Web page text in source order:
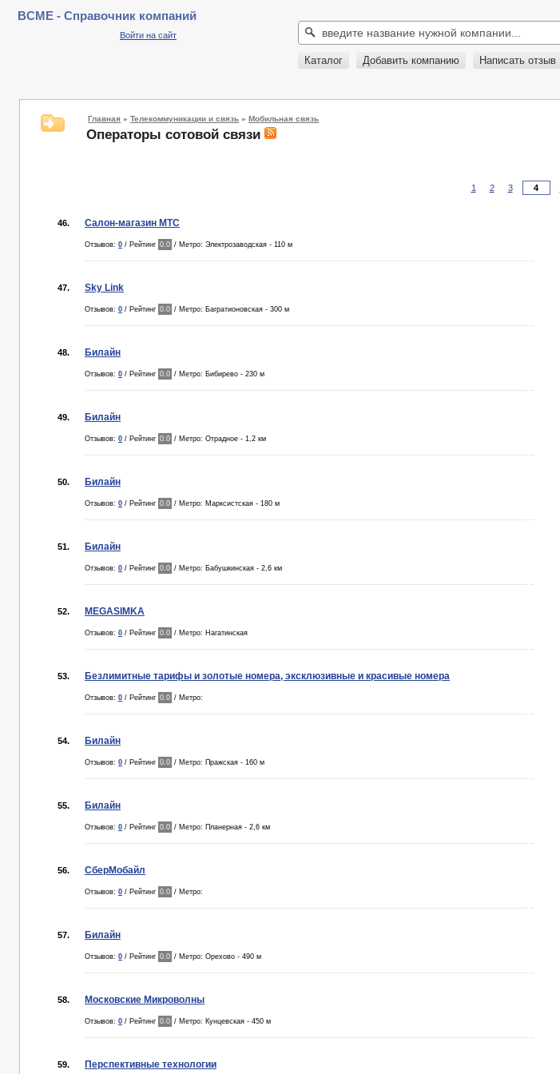
BCME - Справочник компаний
Войти на сайт
Каталог Добавить компанию Написать отзыв
Главная » Телекоммуникации и связь » Мобильная связь
Операторы сотовой связи
1 2 3
46. Салон-магазин МТС
Отзывов: 0 / Рейтинг 0.0 / Метро: Электрозаводская - 110 м
47. Sky Link
Отзывов: 0 / Рейтинг 0.0 / Метро: Багратионовская - 300 м
48. Билайн
Отзывов: 0 / Рейтинг 0.0 / Метро: Бибирево - 230 м
49. Билайн
Отзывов: 0 / Рейтинг 0.0 / Метро: Отрадное - 1,2 км
50. Билайн
Отзывов: 0 / Рейтинг 0.0 / Метро: Марксистская - 180 м
51. Билайн
Отзывов: 0 / Рейтинг 0.0 / Метро: Бабушкинская - 2,6 км
52. MEGASIMKA
Отзывов: 0 / Рейтинг 0.0 / Метро: Нагатинская
53. Безлимитные тарифы и золотые номера, эксклюзивные и красивые номера
Отзывов: 0 / Рейтинг 0.0 / Метро:
54. Билайн
Отзывов: 0 / Рейтинг 0.0 / Метро: Пражская - 160 м
55. Билайн
Отзывов: 0 / Рейтинг 0.0 / Метро: Планерная - 2,6 км
56. СберМобайл
Отзывов: 0 / Рейтинг 0.0 / Метро:
57. Билайн
Отзывов: 0 / Рейтинг 0.0 / Метро: Орехово - 490 м
58. Московские Микроволны
Отзывов: 0 / Рейтинг 0.0 / Метро: Кунцевская - 450 м
59. Перспективные технологии